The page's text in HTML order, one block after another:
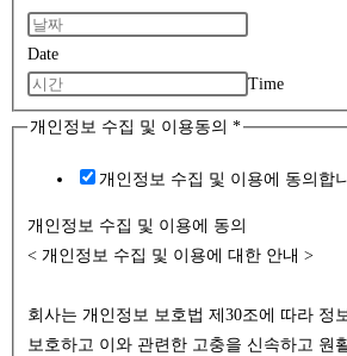
처
Date
Time
개인정보 수집 및 이용동의 *
개인정보 수집 및 이용에 동의합
개인정보 수집 및 이용에 동의
< 개인정보 수집 및 이용에 대한 안내 >
회사는 개인정보 보호법 제30조에 따라 정
보호하고 이와 관련한 고충을 신속하고 원